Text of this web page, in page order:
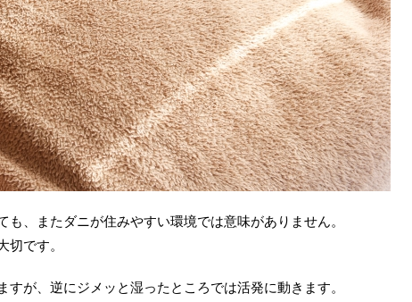
、またダニが住みやすい環境では意味がありません。
です。
が、逆にジメッと湿ったところでは活発に動きます。